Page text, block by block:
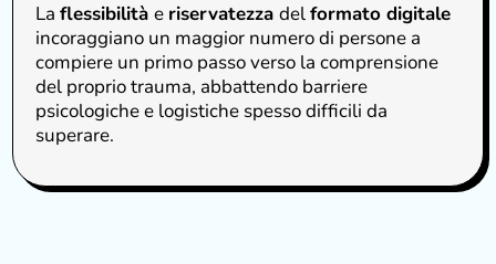
Laflessibilitàe riservatezzadelformato digitale
incoraggiano un maggior numero di persone a
compiere un primo passo verso la comprensione
del proprio trauma, abbattendo barriere
psicologiche e logistiche spesso difficili da
superare.